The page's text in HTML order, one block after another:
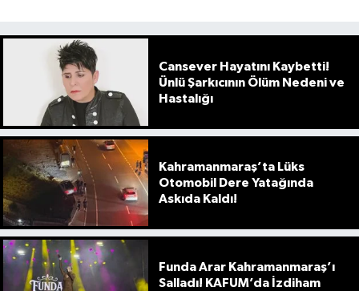
Cansever Hayatını Kaybetti!
Ünlü Şarkıcının Ölüm Nedeni ve
Hastalığı
Kahramanmaraş’ta Lüks
Otomobil Dere Yatağında
Askıda Kaldı!
Funda Arar Kahramanmaraş’ı
Salladı! KAFUM’da İzdiham